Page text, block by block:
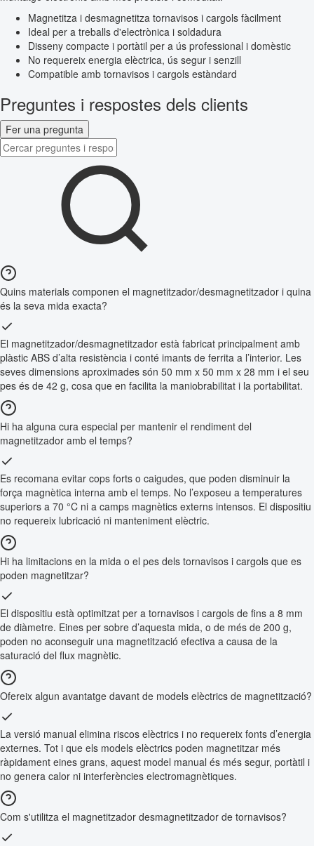
Magnetitza i desmagnetitza tornavisos i cargols fàcilment
Ideal per a treballs d'electrònica i soldadura
Disseny compacte i portàtil per a ús professional i domèstic
No requereix energia elèctrica, ús segur i senzill
Compatible amb tornavisos i cargols estàndard
Preguntes i respostes dels clients
Fer una pregunta
Quins materials componen el magnetitzador/desmagnetitzador i quina
és la seva mida exacta?
El magnetitzador/desmagnetitzador està fabricat principalment amb
plàstic ABS d’alta resistència i conté imants de ferrita a l’interior. Les
seves dimensions aproximades són 50 mm x 50 mm x 28 mm i el seu
pes és de 42 g, cosa que en facilita la maniobrabilitat i la portabilitat.
Hi ha alguna cura especial per mantenir el rendiment del
magnetitzador amb el temps?
Es recomana evitar cops forts o caigudes, que poden disminuir la
força magnètica interna amb el temps. No l’exposeu a temperatures
superiors a 70 °C ni a camps magnètics externs intensos. El dispositiu
no requereix lubricació ni manteniment elèctric.
Hi ha limitacions en la mida o el pes dels tornavisos i cargols que es
poden magnetitzar?
El dispositiu està optimitzat per a tornavisos i cargols de fins a 8 mm
de diàmetre. Eines per sobre d’aquesta mida, o de més de 200 g,
poden no aconseguir una magnetització efectiva a causa de la
saturació del flux magnètic.
Ofereix algun avantatge davant de models elèctrics de magnetització?
La versió manual elimina riscos elèctrics i no requereix fonts d’energia
externes. Tot i que els models elèctrics poden magnetitzar més
ràpidament eines grans, aquest model manual és més segur, portàtil i
no genera calor ni interferències electromagnètiques.
Com s'utilitza el magnetitzador desmagnetitzador de tornavisos?